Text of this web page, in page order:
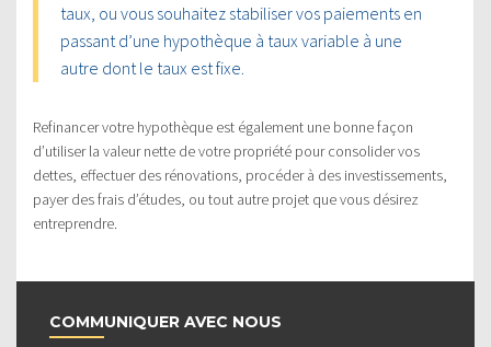
taux, ou vous souhaitez stabiliser vos paiements en
passant d’une hypothèque à taux variable à une
autre dont le taux est fixe.
Refinancer votre hypothèque est également une bonne façon
d’utiliser la valeur nette de votre propriété pour consolider vos
dettes, effectuer des rénovations, procéder à des investissements,
payer des frais d’études, ou tout autre projet que vous désirez
entreprendre.
COMMUNIQUER AVEC NOUS